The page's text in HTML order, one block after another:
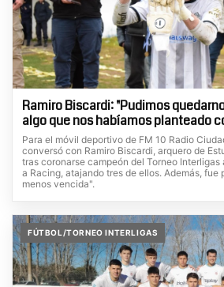
Ramiro Biscardi: "Pudimos
algo que nos habíamos planteado
Para el móvil deportivo de FM 10 Radio
conversó con Ramiro Biscardi, arquero de
tras coronarse campeón del Torneo
a Racing, atajando tres de ellos. Además, fue
menos vencida".
FÚTBOL/TORNEO INTERLIGAS